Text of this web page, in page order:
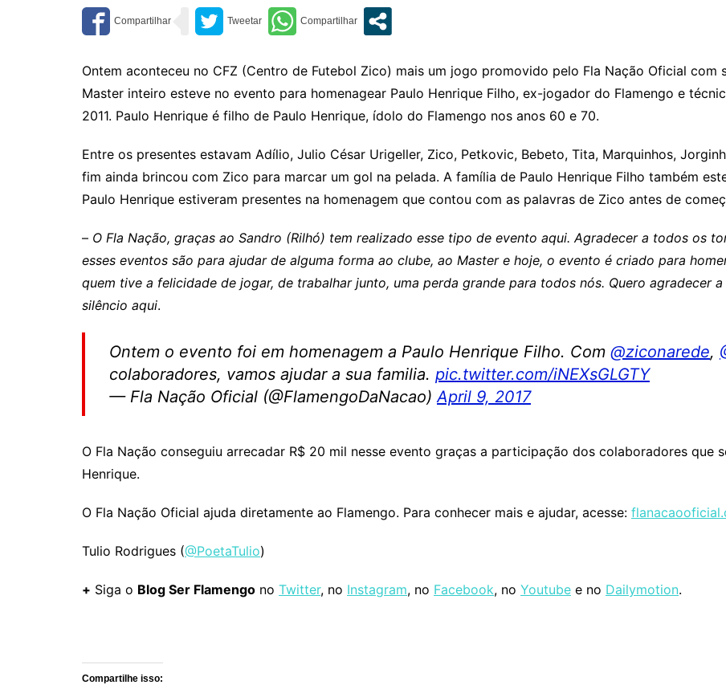
Ontem aconteceu no CFZ (Centro de Futebol Zico) mais um jogo promovido pelo Fla Nação Oficial com
Master inteiro esteve no evento para homenagear Paulo Henrique Filho, ex-jogador do Flamengo e
2011. Paulo Henrique é filho de Paulo Henrique, ídolo do Flamengo nos anos 60 e 70.
Entre os presentes estavam Adílio, Julio César Urigeller, Zico, Petkovic, Bebeto, Tita, Marquinhos,
fim ainda brincou com Zico para marcar um gol na pelada. A família de Paulo Henrique Filho também
Paulo Henrique estiveram presentes na homenagem que contou com as palavras de Zico antes de
– O Fla Nação, graças ao Sandro (Rilhó) tem realizado esse tipo de evento aqui. Agradecer a todos os
esses eventos são para ajudar de alguma forma ao clube, ao Master e hoje, o evento é criado para
quem tive a felicidade de jogar, de trabalhar junto, uma perda grande para todos nós. Quero agradecer
silêncio aqui.
Ontem o evento foi em homenagem a Paulo Henrique Filho. Com @ziconarede,
colaboradores, vamos ajudar a sua familia. pic.twitter.com/iNEXsGLGTY
— Fla Nação Oficial (@FlamengoDaNacao)April 9, 2017
O Fla Nação conseguiu arrecadar R$ 20 mil nesse evento graças a participação dos colaboradores que
Henrique.
O Fla Nação Oficial ajuda diretamente ao Flamengo. Para conhecer mais e ajudar, acesse:
Tulio Rodrigues (@PoetaTulio)
+ Siga o Blog Ser Flamengo no Twitter, no Instagram, no Facebook, no Youtube e no Dailymotion.
Compartilhe isso: